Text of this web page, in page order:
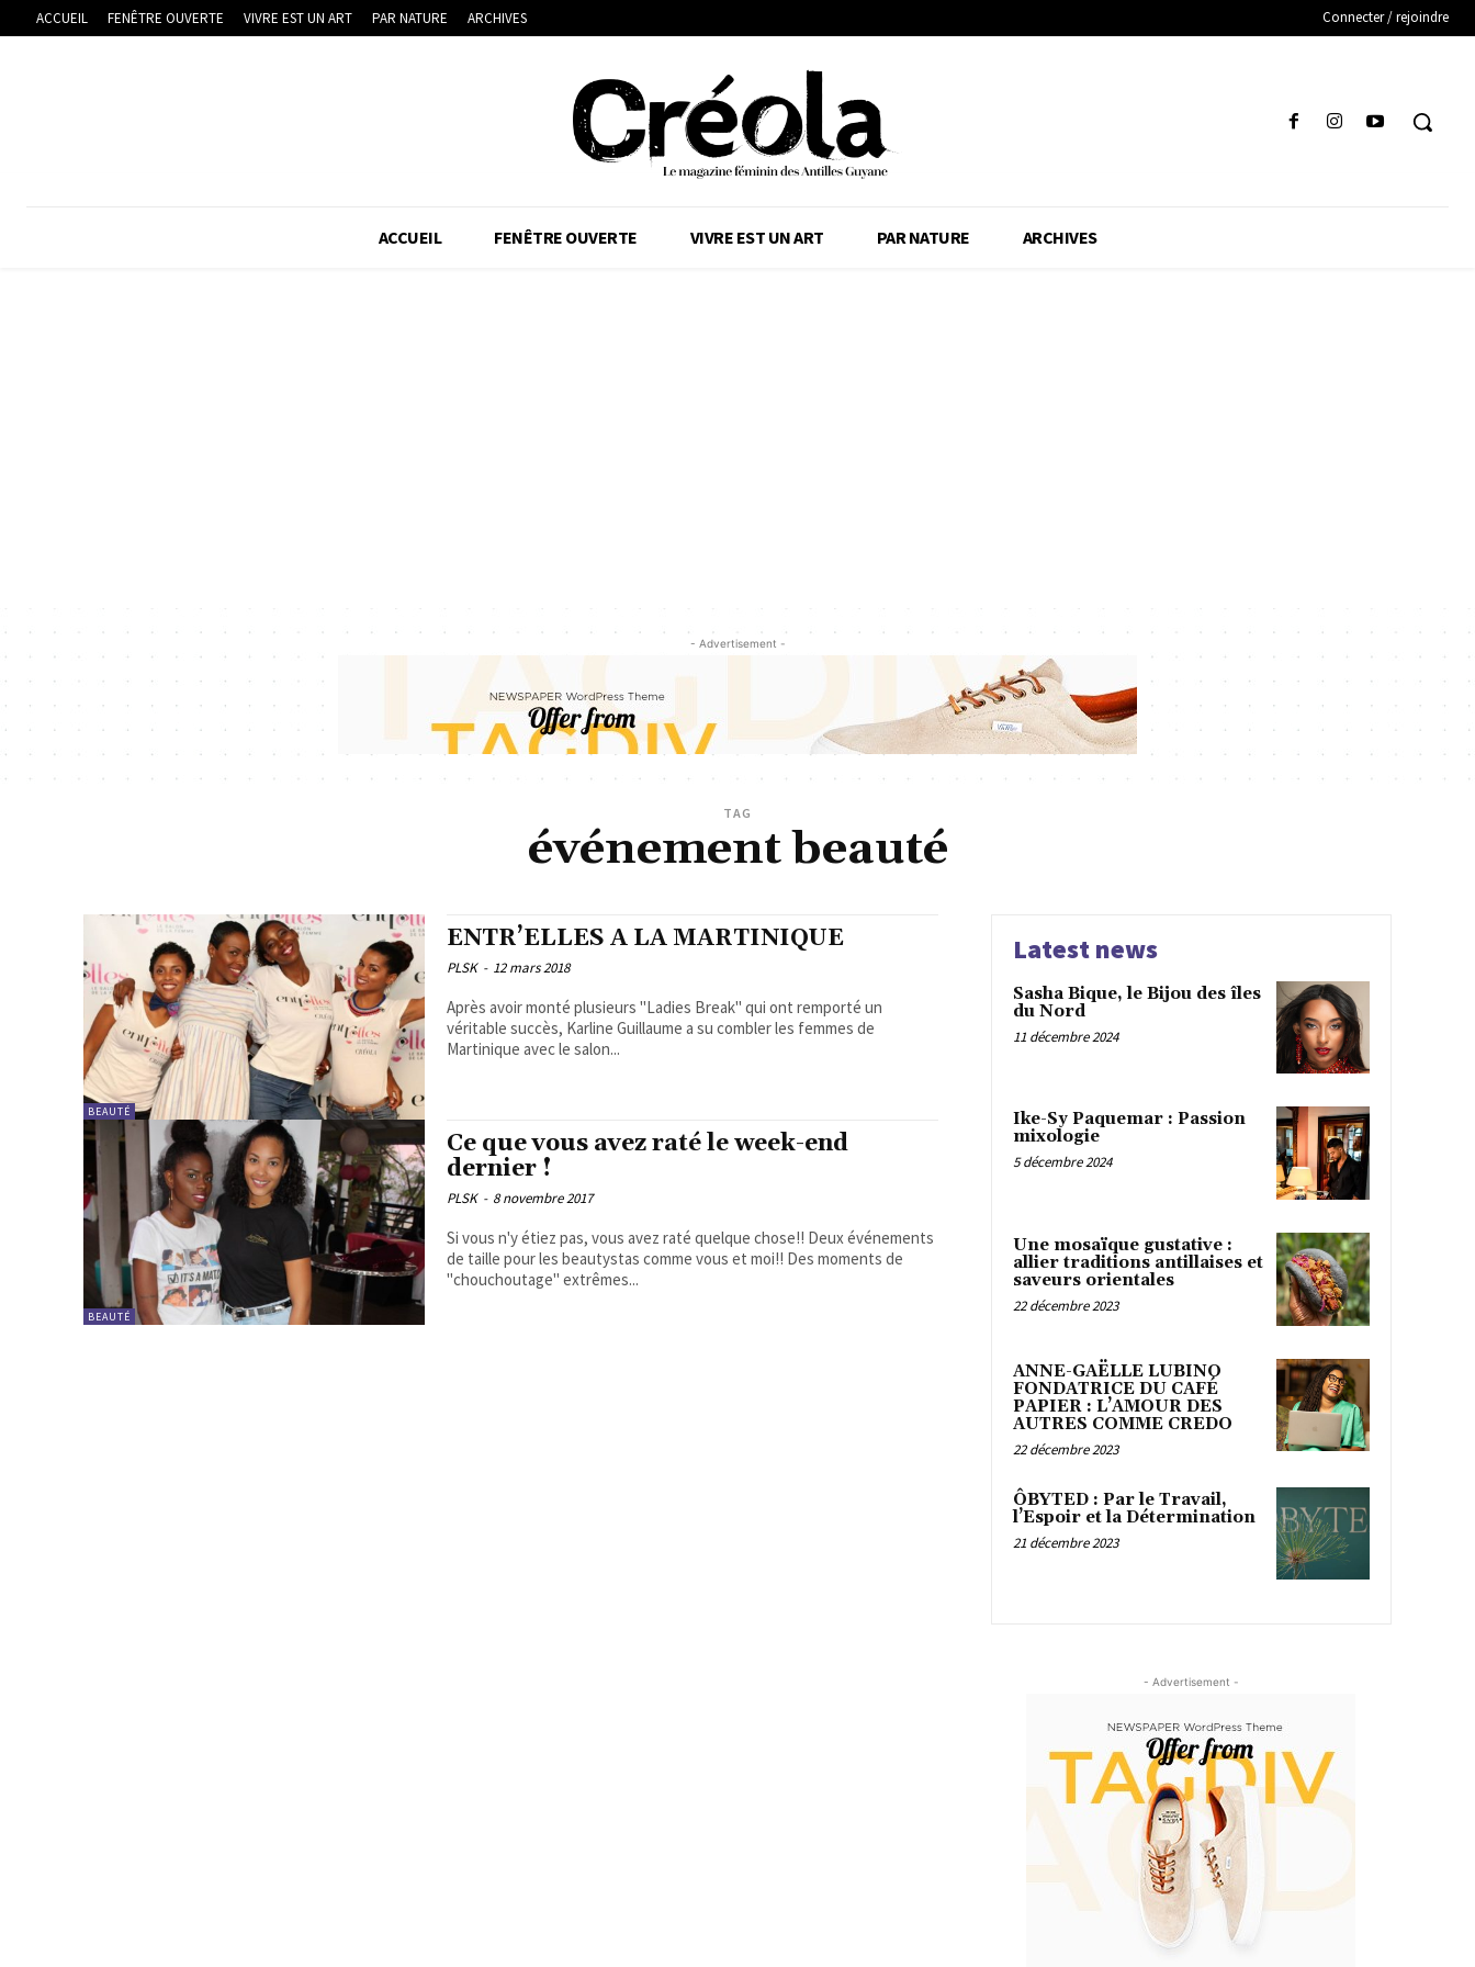
ACCUEIL FENÊTRE OUVERTE VIVRE EST UN ART PAR NATURE ARCHIVES Connecter / rejoindre
ACCUEIL FENÊTRE OUVERTE VIVRE EST UN ART PAR NATURE ARCHIVES
- Advertisement -
TAG
événement beauté
BEAUTÉ
ENTR’ELLES A LA MARTINIQUE
PLSK - 12 mars 2018
Après avoir monté plusieurs "Ladies Break" qui ont remporté un
véritable succès, Karline Guillaume a su combler les femmes de
Martinique avec le salon...
BEAUTÉ
Ce que vous avez raté le week-end
dernier !
PLSK - 8 novembre 2017
Si vous n'y étiez pas, vous avez raté quelque chose!! Deux événements
de taille pour les beautystas comme vous et moi!! Des moments de
"chouchoutage" extrêmes...
Latest news
Sasha Bique, le Bijou des îles
du Nord
11 décembre 2024
Ike-Sy Paquemar : Passion
mixologie
5 décembre 2024
Une mosaïque gustative :
allier traditions antillaises et
saveurs orientales
22 décembre 2023
ANNE-GAËLLE LUBINO
FONDATRICE DU CAFÉ
PAPIER : L’AMOUR DES
AUTRES COMME CREDO
22 décembre 2023
ÔBYTED : Par le Travail,
l’Espoir et la Détermination
21 décembre 2023
- Advertisement -